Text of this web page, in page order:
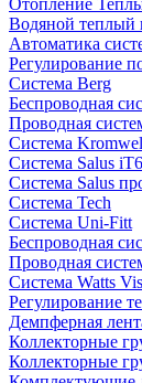
Водяной теплый
Автоматика
Регулирование
Система Berg
Беспроводная
Проводная
Система
Система Salus
Система Salus
Система Tech
Система Uni-Fitt
Беспроводная
Проводная
Система Watts
Регулирование
Демпферная
Коллекторные
Коллекторные